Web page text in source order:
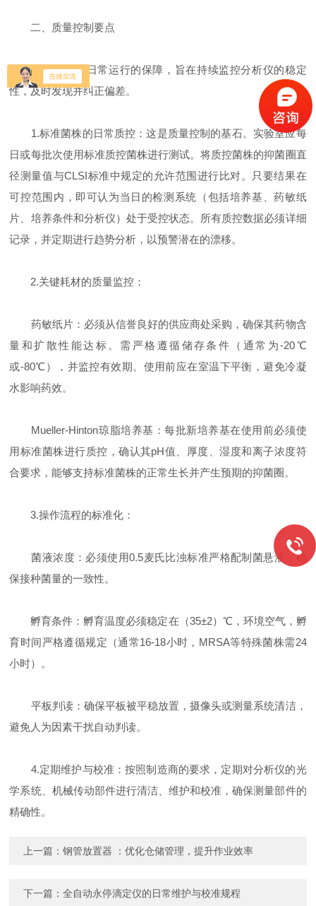
二、质量控制要点
质量控制是日常运行的保障，旨在持续监控分析仪的稳定
性，及时发现并纠正偏差。
1.标准菌株的日常质控：这是质量控制的基石。实验室应每
日或每批次使用标准质控菌株进行测试。将质控菌株的抑菌圈直
径测量值与CLSI标准中规定的允许范围进行比对。只要结果在
可控范围内，即可认为当日的检测系统（包括培养基、药敏纸
片、培养条件和分析仪）处于受控状态。所有质控数据必须详细
记录，并定期进行趋势分析，以预警潜在的漂移。
2.关键耗材的质量监控：
药敏纸片：必须从信誉良好的供应商处采购，确保其药物含
量和扩散性能达标。需严格遵循储存条件（通常为-20℃
或-80℃），并监控有效期。使用前应在室温下平衡，避免冷凝
水影响药效。
Mueller-Hinton琼脂培养基：每批新培养基在使用前必须使
用标准菌株进行质控，确认其pH值、厚度、湿度和离子浓度符
合要求，能够支持标准菌株的正常生长并产生预期的抑菌圈。
3.操作流程的标准化：
菌液浓度：必须使用0.5麦氏比浊标准严格配制菌悬液，确
保接种菌量的一致性。
孵育条件：孵育温度必须稳定在（35±2）℃，环境空气，孵
育时间严格遵循规定（通常16-18小时，MRSA等特殊菌株需24
小时）。
平板判读：确保平板被平稳放置，摄像头或测量系统清洁，
避免人为因素干扰自动判读。
4.定期维护与校准：按照制造商的要求，定期对分析仪的光
学系统、机械传动部件进行清洁、维护和校准，确保测量部件的
精确性。
上一篇：钢管放置器 ：优化仓储管理，提升作业效率
下一篇：全自动永停滴定仪的日常维护与校准规程